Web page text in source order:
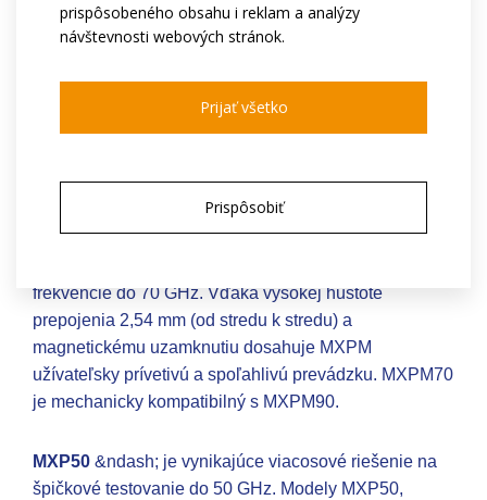
prispôsobeného obsahu i reklam a analýzy
návštevnosti webových stránok.
Prijať všetko
Prispôsobiť
riešenie pre frekvencie do 90 GHz. Vďaka vysokej
užívateľsky prívetivú a spoľahlivú prevádzku. MXPM90
je mechanicky kompatibilný s MXPM70.
frekvencie do 70 GHz. Vďaka vysokej hustote
prepojenia 2,54 mm (od stredu k stredu) a
magnetickému uzamknutiu dosahuje MXPM
užívateľsky prívetivú a spoľahlivú prevádzku. MXPM70
je mechanicky kompatibilný s MXPM90.
MXP50 &ndash; je vynikajúce viacosové riešenie na
špičkové testovanie do 50 GHz. Modely MXP50,